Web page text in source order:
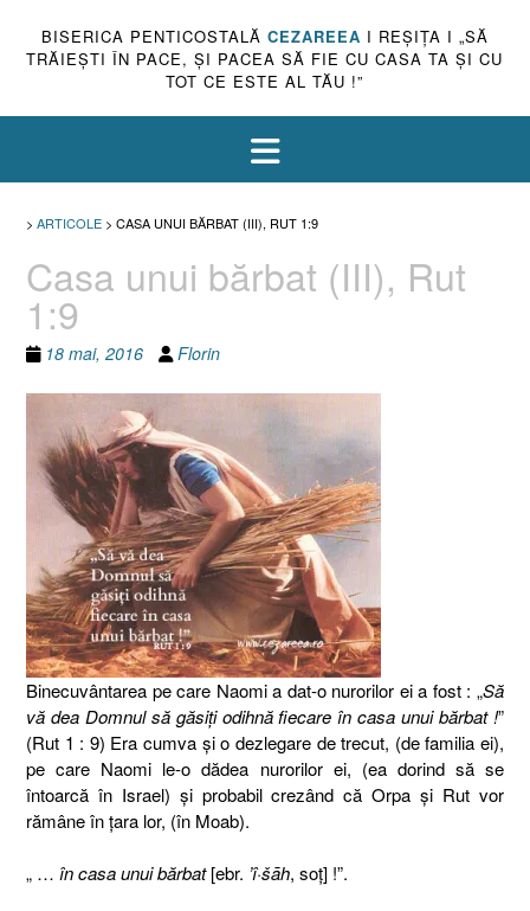
BISERICA PENTICOSTALĂ CEZAREEA I REŞIŢA I „SĂ
TRĂIEŞTI ÎN PACE, ŞI PACEA SĂ FIE CU CASA TA ŞI CU
TOT CE ESTE AL TĂU !”
> ARTICOLE > CASA UNUI BĂRBAT (III), RUT 1:9
Casa unui bărbat (III), Rut
1:9
18 mai, 2016 Florin
Binecuvântarea pe care Naomi a dat-o nurorilor ei a fost : „Să
vă dea Domnul să găsiţi odihnă fiecare în casa unui bărbat !”
(Rut 1 : 9) Era cumva şi o dezlegare de trecut, (de familia ei),
pe care Naomi le-o dădea nurorilor ei, (ea dorind să se
întoarcă în Israel) şi probabil crezând că Orpa şi Rut vor
rămâne în ţara lor, (în Moab).
„ … în casa unui bărbat[ebr. ’î·šāh, soţ] !”.